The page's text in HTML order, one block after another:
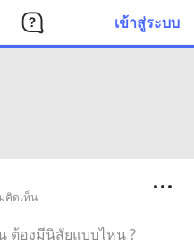
เข้าสู่ระบบ
คิดเห็น
ต้องมีนิสัยแบบไหน ?